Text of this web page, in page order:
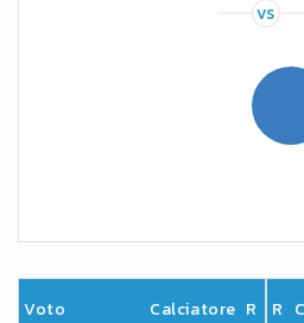
VS
Voto Calciatore R R